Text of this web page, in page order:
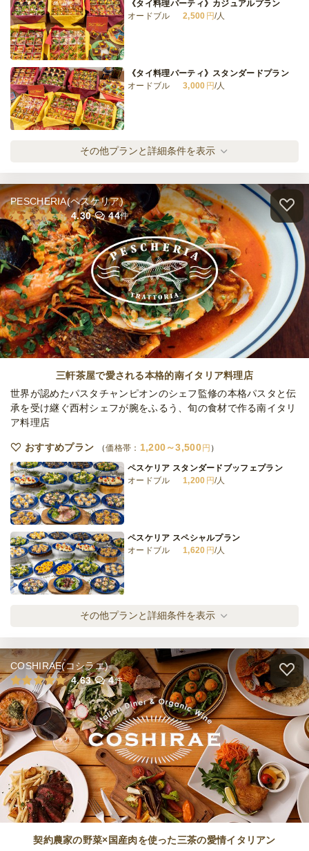
《タイ料理パーティ》カジュアルプラン
オードブル
2,500 円/人
《タイ料理パーティ》スタンダードプラン
オードブル
3,000 円/人
ミアムプラン
全てのプランを見る（3件）
オードブル
締切
2日前12時
※定休日を除く営業日換算
定休日 土
最低ご注文金額 23,000円
その他プランと詳細条件を表示
PESCHERIA(ペスケリア)
4.30
44件
三軒茶屋で愛される本格的南イタリア料理店
世界が認めたパスタチャンピオンのシェフ監修の本格パスタと伝
承を受け継ぐ西村シェフが腕をふるう、旬の食材で作る南イタリ
ア料理店
おすすめプラン 価格帯： 1,200～3,500円
ペスケリア スタンダードブッフェプラン
オードブル
1,200 円/人
ペスケリア スペシャルプラン
オードブル
1,620 円/人
オードブル
2,160円/人
ペスケリア ラグジュアリープラン
オードブル
2,700円/人
ペスケリア ゴールデンプラン
オードブル
3,500 円/人
全てのプランを見る（5件）
オードブル
その他プランと詳細条件を表示
COSHIRAE(コシラエ)
4.63
4件
契約農家の野菜×国産肉を使った三茶の愛情イタリアン